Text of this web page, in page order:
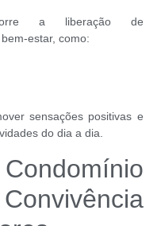
a liberação de
estar, como:
sensações positivas e
do dia a dia.